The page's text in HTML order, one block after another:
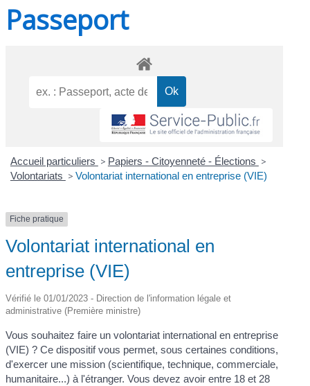
Passeport
Accueil particuliers > Papiers - Citoyenneté - Élections >
Volontariats > Volontariat international en entreprise (VIE)
Fiche pratique
Volontariat international en
entreprise (VIE)
Vérifié le 01/01/2023 - Direction de l'information légale et
administrative (Première ministre)
Vous souhaitez faire un volontariat international en entreprise
(VIE) ? Ce dispositif vous permet, sous certaines conditions,
d'exercer une mission (scientifique, technique, commerciale,
humanitaire...) à l'étranger. Vous devez avoir entre 18 et 28